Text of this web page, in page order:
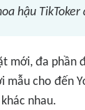
hậu TikToker
mới, đa phần
mẫu cho đến
nhau.